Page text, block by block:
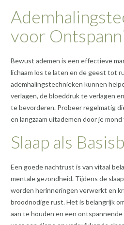
voor
Bewust ademen is een effectieve
lichaam los te laten en de geest tot
ademhalingstechnieken kunnen
verlagen, de bloeddruk te verlagen
te bevorderen. Probeer regelmatig
en langzaam uitademen door je
Slaap als
Een goede nachtrust is van vitaal
mentale gezondheid. Tijdens de
worden herinneringen verwerkt en
broodnodige rust. Het is belangrijk
aan te houden en een